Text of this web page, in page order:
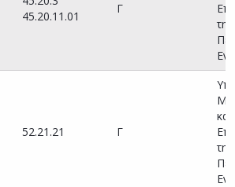
45.20.11.01
Γ
52.21.21 Γ
και